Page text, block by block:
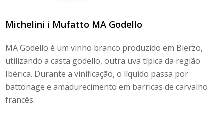
Michelini i Mufatto MA Godello
MA Godello é um vinho branco produzido em Bierzo,
utilizando a casta godello, outra uva típica da região
Ibérica. Durante a vinificação, o líquido passa por
battonage e amadurecimento em barricas de carvalho
francês.